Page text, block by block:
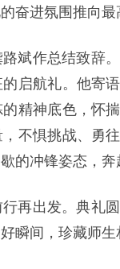
奋进氛围推向最
斌作总结致辞
启航礼。他寄
精神底色，怀
不惧挑战、勇
的冲锋姿态，奔
再出发。典礼
瞬间，珍藏师生